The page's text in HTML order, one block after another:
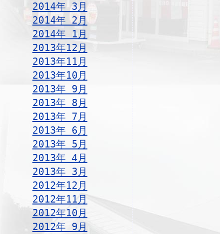
2014年 3月
2014年 2月
2014年 1月
2013年12月
2013年11月
2013年10月
2013年 9月
2013年 8月
2013年 7月
2013年 6月
2013年 5月
2013年 4月
2013年 3月
2012年12月
2012年11月
2012年10月
2012年 9月